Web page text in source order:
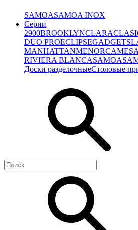
SAMOASAMOA INOX
Серии
2900BROOKLYNCLARA
DUO PROECLIPSEGADGETS
MANHATTANMENORCAMESA
RIVIERA BLANCASAMOA
Доски разделочныеСтоловые